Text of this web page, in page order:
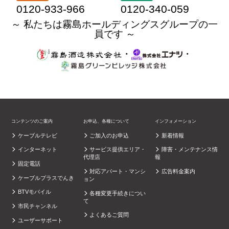
0120-933-966 0120-340-059
～ 私たちは霧島ホールディングスグループの一
員です ～
・
・
コンテンツのご案内
ケーブルテレビ
インターネット
固定電話
ケーブルプラスでんき
BTVモバイル
市民チャンネル
ユーザーサポート
お申込、各種について
ご加入のお申込
サービス提供エリア・
代理店
対応アパート・マンシ
ョン
各種変更手続きについ
て
よくあるご質問
インフォメーション
新着情報
障害・メンテナンス情
報
広告料金案内